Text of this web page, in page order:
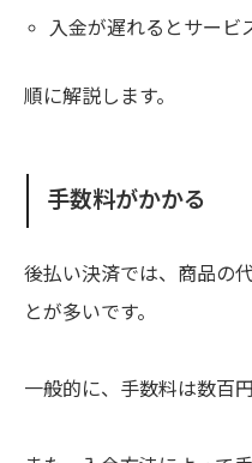
入金が遅れるとサービ
順に解説します。
手数料がかかる
後払い決済では、商品の
とが多いです。
一般的に、手数料は数百